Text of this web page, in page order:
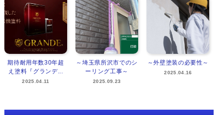
期待耐用年数30年超
え塗料『グランデ...
2025.04.11
～埼玉県所沢市でのシ
ーリング工事～
2025.09.23
～外壁塗装の必要性～
2025.04.16